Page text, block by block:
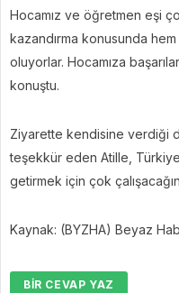
Hocamız ve öğretmen eşi
kazandırma konusunda
oluyorlar. Hocamıza
konuştu.
Ziyarette kendisine verdiği
teşekkür eden Atille,
getirmek için çok
Kaynak: (BYZHA) Beyaz
BIR CEVAP YAZ